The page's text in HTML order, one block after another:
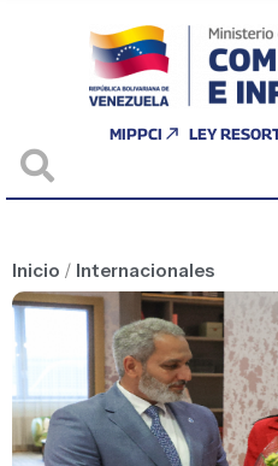
MIPPCI LEY
Inicio / Internacionales